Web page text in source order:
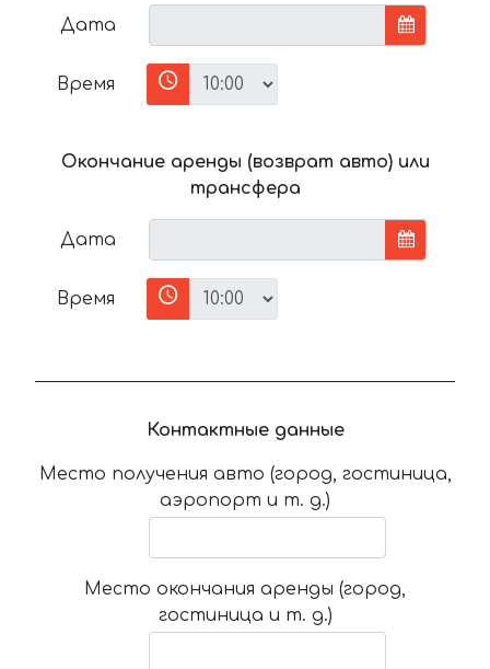
Дата
Время
Окончание аренды (возврат авто) или
трансфера
Дата
Время
Контактные данные
Место получения авто (город, гостиница,
аэропорт и т. д.)
Место окончания аренды (город,
гостиница и т. д.)